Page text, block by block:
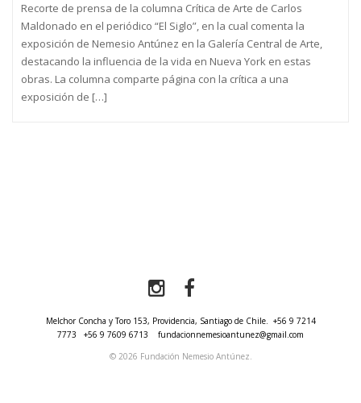
Recorte de prensa de la columna Crítica de Arte de Carlos
Maldonado en el periódico “El Siglo”, en la cual comenta la
exposición de Nemesio Antúnez en la Galería Central de Arte,
destacando la influencia de la vida en Nueva York en estas
obras. La columna comparte página con la crítica a una
exposición de […]
Melchor Concha y Toro 153, Providencia, Santiago de Chile. +56 9 7214
7773
+56 9 7609 6713
fundacionnemesioantunez@gmail.com
© 2026 Fundación Nemesio Antúnez.